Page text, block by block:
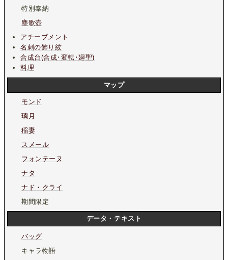
特別奉納
塵歌壺
アチーブメント
名刺の飾り紋
合成台(合成･変転･廻聖)
料理
マップ
モンド
璃月
稲妻
スメール
フォンテーヌ
ナタ
ナド・クライ
期間限定
データ・テキスト
バッグ
キャラ物語